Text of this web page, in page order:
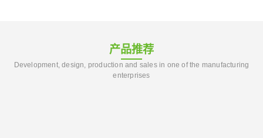
产品推荐
Development, design, production and sales in one of the manufacturing
enterprises